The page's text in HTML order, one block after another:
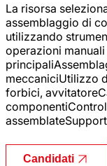
La risorsa
assemblaggio di
utilizzando
operazioni
meccaniciUtilizzo
forbici,
Candidati